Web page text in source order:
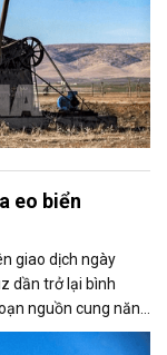
eo biển
giao dịch ngày
dần trở lại bình
nguồn cung năng